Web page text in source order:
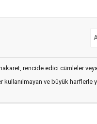
rencide edici cümleler
kullanılmayan ve büyük harflerle